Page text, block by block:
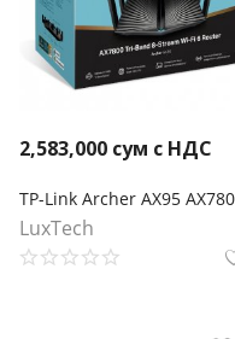
2,583,000 сум с НДС
LuxTech